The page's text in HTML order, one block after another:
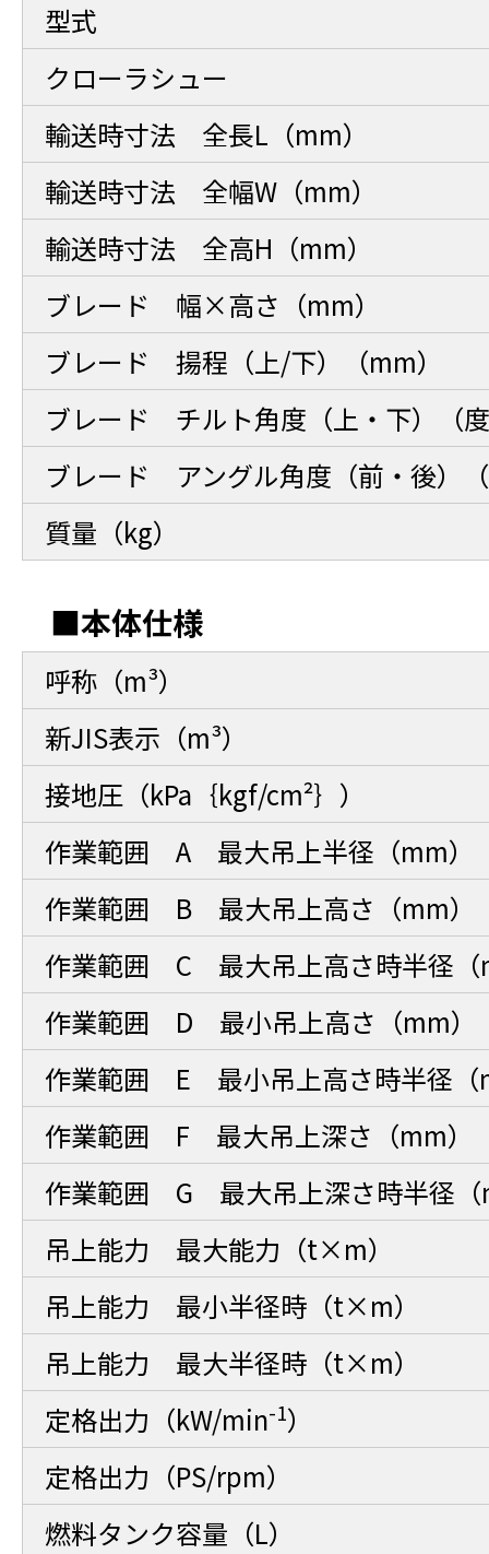
型式
クローラシュー
輸送時寸法 全長L（mm）
輸送時寸法 全幅W（mm）
輸送時寸法 全高H（mm）
ブレード 幅×高さ（mm）
ブレード 揚程（上/下）（mm）
ブレード チルト角度（上・下）（
ブレード アングル角度（前・後）
質量（kg）
■本体仕様
呼称（m³）
新JIS表示（m³）
接地圧（kPa｛kgf/cm²｝）
作業範囲 A 最大吊上半径（mm）
作業範囲 B 最大吊上高さ（mm）
作業範囲 C 最大吊上高さ時半径（
作業範囲 D 最小吊上高さ（mm）
作業範囲 E 最小吊上高さ時半径（
作業範囲 F 最大吊上深さ（mm）
作業範囲 G 最大吊上深さ時半径（
吊上能力 最大能力（t×m）
吊上能力 最小半径時（t×m）
吊上能力 最大半径時（t×m）
定格出力（kW/min-1）
定格出力（PS/rpm）
燃料タンク容量（L）